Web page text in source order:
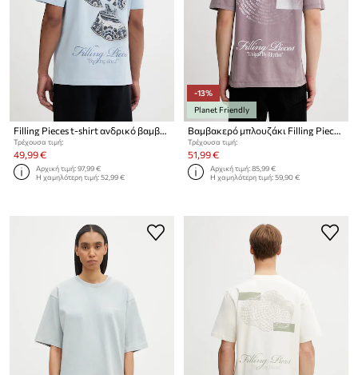
Τρέχουσα τιμή:
49,99 €
Αρχική τιμή:97,99 €
Η χαμηλότερη τιμή:52,99 €
-13%
Planet Friendly
Τρέχουσα τιμή:
51,99 €
Αρχική τιμή:85,99 €
Η χαμηλότερη τιμή:59,90 €